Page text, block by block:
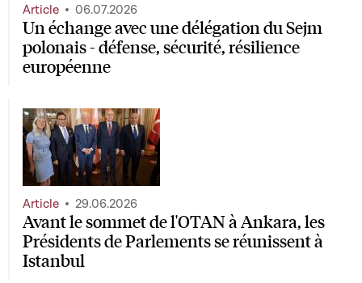
Un échange avec une délégation du Sejm
polonais - défense, sécurité, résilience
européenne
Article 06.07.2026
Avant le sommet de l'OTAN à Ankara, les
Présidents de Parlements se réunissent à
Istanbul
Article 29.06.2026